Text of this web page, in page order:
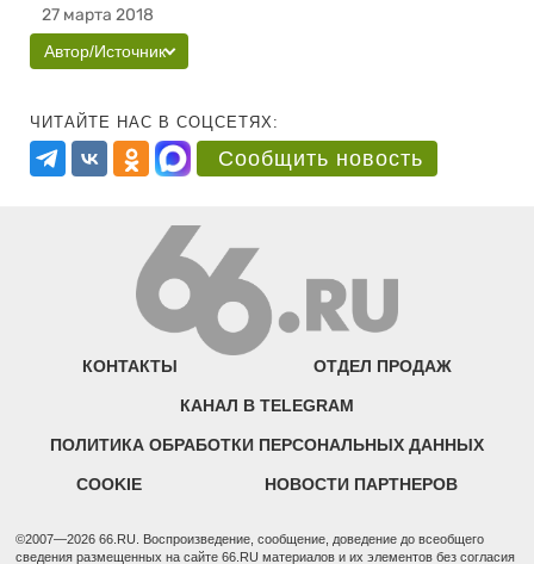
27 марта 2018
Автор/Источник
ЧИТАЙТЕ НАС В СОЦСЕТЯХ:
Сообщить новость
КОНТАКТЫ ОТДЕЛ ПРОДАЖ
КАНАЛ В TELEGRAM
ПОЛИТИКА ОБРАБОТКИ ПЕРСОНАЛЬНЫХ ДАННЫХ
COOKIE НОВОСТИ ПАРТНЕРОВ
©2007—2026 66.RU. Воспроизведение, сообщение, доведение до всеобщего
сведения размещенных на сайте 66.RU материалов и их элементов без согласия